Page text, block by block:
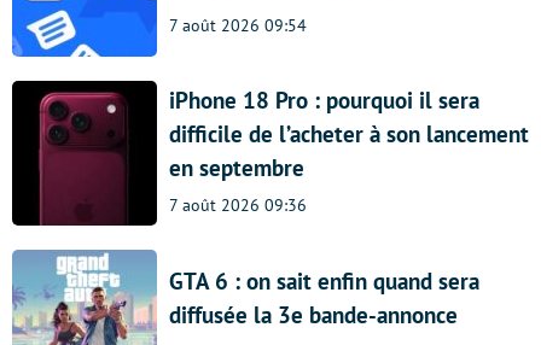
7 août 2026 09:54
iPhone 18 Pro : pourquoi il sera
difficile de l’acheter à son lancement
en septembre
7 août 2026 09:36
GTA 6 : on sait enfin quand sera
diffusée la 3e bande-annonce